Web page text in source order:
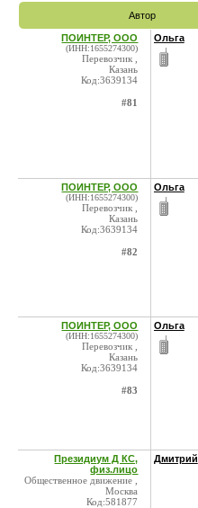
Автор
ПОИНТЕР, ООО
(ИНН:1655274300)
Перевозчик ,
Казань
Код:3639134
#81
Ольга
ПОИНТЕР, ООО
(ИНН:1655274300)
Перевозчик ,
Казань
Код:3639134
#82
Ольга
ПОИНТЕР, ООО
(ИНН:1655274300)
Перевозчик ,
Казань
Код:3639134
#83
Ольга
Президиум Д КС,
физ.лицо
Общественное движение ,
Москва
Код:581877
Дмитрий